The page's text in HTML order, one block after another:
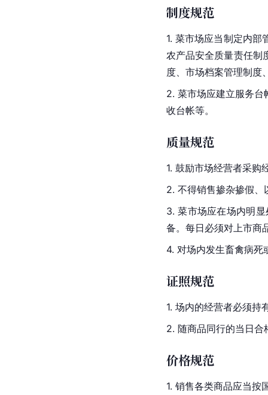
制度规范
1. 菜市场应当制定内
农产品安全质量责任制
度、市场档案管理制度
2. 菜市场应建立服务
收台帐等。
质量规范
1. 鼓励市场经营者采购
2. 不得销售掺杂掺假、
3. 菜市场应在场内明
备。每日必须对上市商
4. 对场内发生畜禽病死
证照规范
1. 场内的经营者必须持
2. 随商品同行的当日合
价格规范
1. 销售各类商品应当按